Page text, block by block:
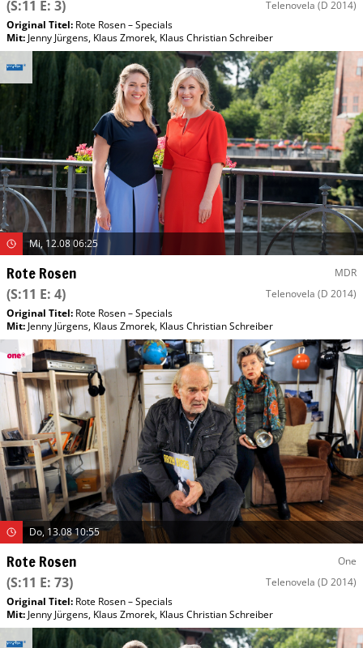
(S:11 E: 3) Telenovela (D 2014)
Original Titel: Rote Rosen – Specials
Mit: Jenny Jürgens, Klaus Zmorek, Klaus Christian Schreiber
Mi, 12.08 06:25
Rote Rosen MDR
(S:11 E: 4) Telenovela (D 2014)
Original Titel: Rote Rosen – Specials
Mit: Jenny Jürgens, Klaus Zmorek, Klaus Christian Schreiber
Do, 13.08 10:55
Rote Rosen One
(S:11 E: 73) Telenovela (D 2014)
Original Titel: Rote Rosen – Specials
Mit: Jenny Jürgens, Klaus Zmorek, Klaus Christian Schreiber